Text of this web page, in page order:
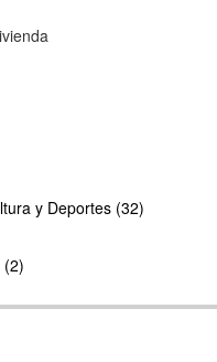
y Deportes (32)
(2)